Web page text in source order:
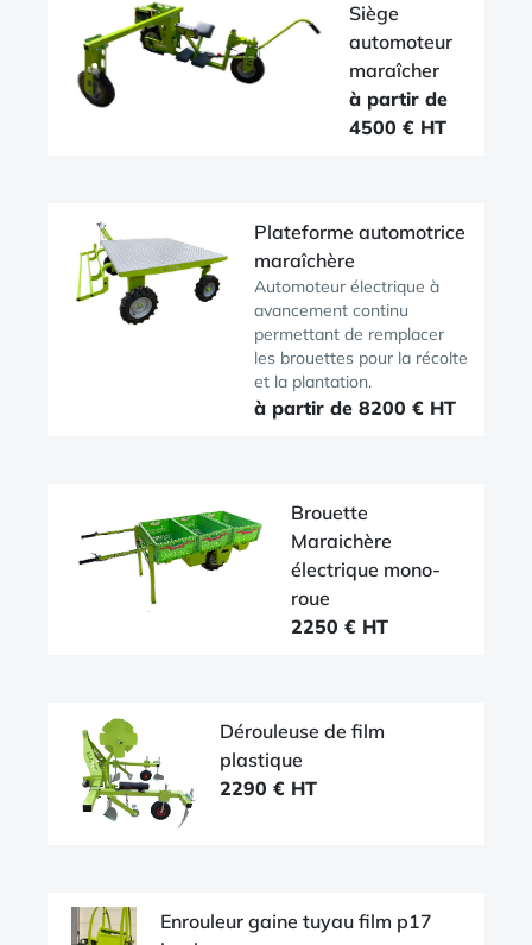
Siège
automoteur
maraîcher
à partir de
4500 € HT
Plateforme automotrice
maraîchère
Automoteur électrique à
avancement continu
permettant de remplacer
les brouettes pour la récolte
et la plantation.
à partir de 8200 € HT
Brouette
Maraichère
électrique mono-
roue
2250 € HT
Dérouleuse de film
plastique
2290 € HT
Enrouleur gaine tuyau film p17